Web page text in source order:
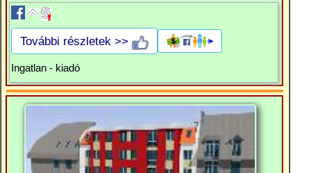
További részletek >>
Ingatlan - kiadó